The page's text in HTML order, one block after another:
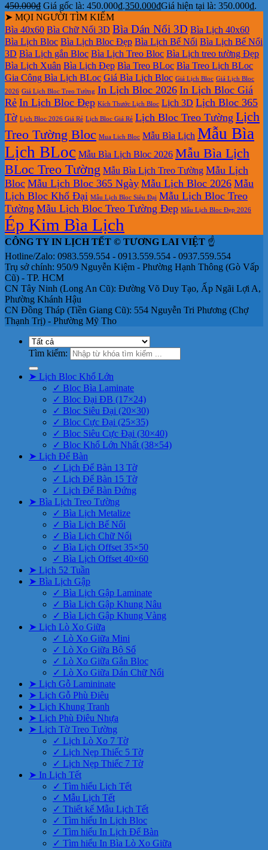
450.000₫ Giá gốc là: 450.000₫.350.000₫Giá hiện tại là: 350.000₫.
➤ MỌI NGƯỜI TÌM KIẾM
Bìa 40x60 Bìa Chữ Nổi 3D Bìa Dán Nổi 3D Bìa Lịch 40x60
Bìa Lịch Bloc Bìa Lịch Bloc Đẹp Bìa Lịch Bế Nổi Bìa Lịch Bế Nổi
3D Bìa Lịch gắn Bloc Bìa Lịch Treo Bloc Bìa Lịch treo tường Đẹp
Bìa Lịch Xuân Bìa Lịch Đẹp Bìa Treo BLoc Bìa Treo Lịch BLoc
Gia Công Bìa Lịch BLoc Giá Bìa Lịch Bloc Giá Lịch Bloc Giá Lịch Bloc
2026 Giá Lịch Bloc Treo Tường In Lịch Bloc 2026 In Lịch Bloc Giá
Rẻ In Lịch Bloc Đẹp Kích Thước Lịch Bloc Lịch 3D Lịch Bloc 365
Tờ Lịch Bloc 2026 Giá Rẻ Lịch Bloc Giá Rẻ Lịch Bloc Treo Tường Lịch
Treo Tường Bloc Mua Lich Bloc Mẫu Bìa Lịch Mẫu Bìa
Lịch BLoc Mẫu Bìa Lịch Bloc 2026 Mẫu Bìa Lịch
BLoc Treo Tường Mẫu Bìa Lịch Treo Tường Mẫu Lịch
Bloc Mẫu Lịch Bloc 365 Ngày Mẫu Lịch Bloc 2026 Mẫu
Lịch Bloc Khổ Đại Mẫu Lịch Bloc Siêu Đại Mẫu Lịch Bloc Treo
Tường Mẫu Lịch Bloc Treo Tường Đẹp Mẫu Lịch Bloc Đẹp 2026
Ép Kim Bìa Lịch
CÔNG TY IN LỊCH TẾT © TƯƠNG LAI VIỆT ☝️
Hotline/Zalo: 0983.559.554 - 0913.559.554 - 0937.559.554
Trụ sở chính: 950/9 Nguyễn Kiệm - Phường Hạnh Thông (Gò Vấp
Cũ) - TP. HCM
CN Tây Ninh (Long An Cũ): Đường Võ Duy Tạo, Ấp Ngãi Lợi A,
Phường Khánh Hậu
CN Đồng Tháp (Tiền Giang Cũ): 554 Nguyễn Tri Phương (Chợ
Thạnh Trị) - Phường Mỹ Tho
Tìm kiếm:
➤ Lịch Bloc Khổ Lớn
✓ Bloc Bìa Laminate
✓ Bloc Đại ĐB (17×24)
✓ Bloc Siêu Đại (20×30)
✓ Bloc Cực Đại (25×35)
✓ Bloc Siêu Cực Đại (30×40)
✓ Bloc Khổ Lớn Nhất (38×54)
➤ Lịch Để Bàn
✓ Lịch Để Bàn 13 Tờ
✓ Lịch Để Bàn 15 Tờ
✓ Lịch Để Bàn Đứng
➤ Bìa Lịch Treo Tường
✓ Bìa Lịch Metalize
✓ Bìa Lịch Bế Nổi
✓ Bìa Lịch Chữ Nổi
✓ Bìa Lịch Offset 35×50
✓ Bìa Lịch Offset 40×60
➤ Lịch 52 Tuần
➤ Bìa Lịch Gập
✓ Bìa Lịch Gập Laminate
✓ Bìa Lịch Gập Khung Nâu
✓ Bìa Lịch Gập Khung Vàng
➤ Lịch Lò Xo Giữa
✓ Lò Xo Giữa Mini
✓ Lò Xo Giữa Bộ Số
✓ Lò Xo Giữa Gắn Bloc
✓ Lò Xo Giữa Dán Chữ Nổi
➤ Lịch Gỗ Lamininate
➤ Lịch Gỗ Phù Điêu
➤ Lịch Khung Tranh
➤ Lịch Phù Điêu Nhựa
➤ Lịch Tờ Treo Tường
✓ Lịch Lò Xo 7 Tờ
✓ Lịch Nẹp Thiếc 5 Tờ
✓ Lịch Nẹp Thiếc 7 Tờ
➤ In Lịch Tết
✓ Tìm hiểu Lịch Tết
✓ Mẫu Lịch Tết
✓ Thiết kế Mẫu Lịch Tết
✓ Tìm hiểu In Lịch Bloc
✓ Tìm hiểu In Lịch Để Bàn
✓ Tìm hiểu In Bìa Lò Xo Giữa